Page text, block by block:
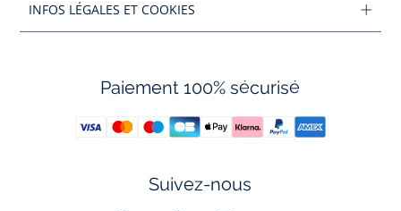
INFOS LÉGALES ET COOKIES
Paiement 100% sécurisé
Suivez-nous